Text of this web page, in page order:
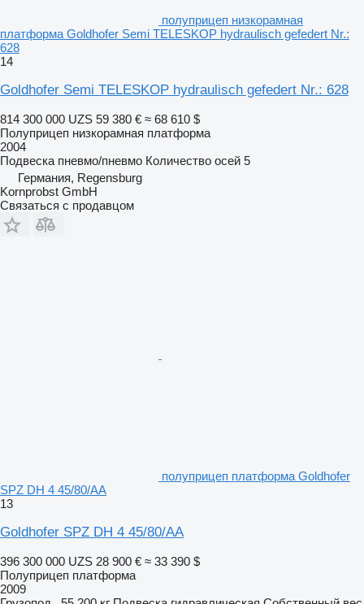
полуприцеп низкорамная
платформа Goldhofer Semi TELESKOP hydraulisch gefedert Nr.:
628
14
Goldhofer Semi TELESKOP hydraulisch gefedert Nr.: 628
814 300 000 UZS 59 380 € ≈ 68 610 $
Полуприцеп низкорамная платформа
2004
Подвеска пневмо/пневмо Количество осей 5
Германия, Regensburg
Kornprobst GmbH
Связаться с продавцом
полуприцеп платформа Goldhofer
SPZ DH 4 45/80/AA
13
Goldhofer SPZ DH 4 45/80/AA
396 300 000 UZS 28 900 € ≈ 33 390 $
Полуприцеп платформа
2009